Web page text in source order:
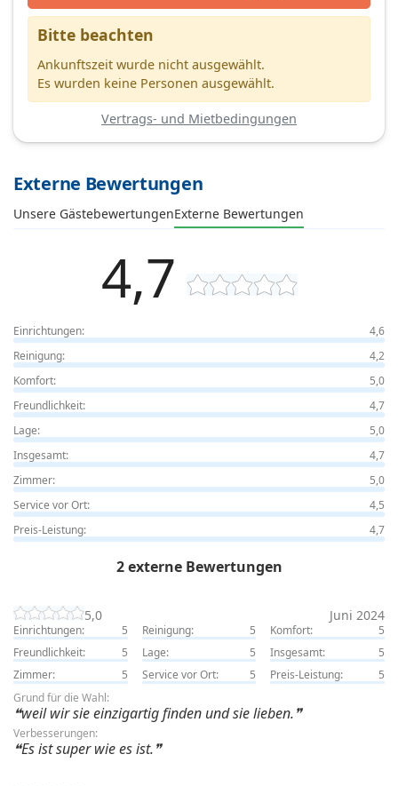
Bitte beachten
Ankunftszeit wurde nicht ausgewählt.
Es wurden keine Personen ausgewählt.
Vertrags- und Mietbedingungen
Externe Bewertungen
Unsere GästebewertungenExterne Bewertungen
4,7
Einrichtungen:
4,6
Reinigung:
4,2
Komfort:
5,0
Freundlichkeit:
4,7
Lage:
5,0
Insgesamt:
4,7
Zimmer:
5,0
Service vor Ort:
4,5
Preis-Leistung:
4,7
2 externe Bewertungen
5,0 Juni 2024
Einrichtungen: 5 Reinigung: 5 Komfort:
5
Freundlichkeit:
5 Lage: 5 Insgesamt:
5
Zimmer:
5 Service vor Ort: 5 Preis-Leistung:
5
Grund für die Wahl:
weil wir sie einzigartig finden und sie lieben.
Verbesserungen:
Es ist super wie es ist.